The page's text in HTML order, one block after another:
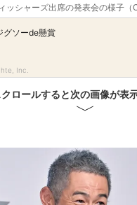
ッシャーズ出席の発表会の様子（
グソーde懸賞
Inc.
ロールすると次の画像が表